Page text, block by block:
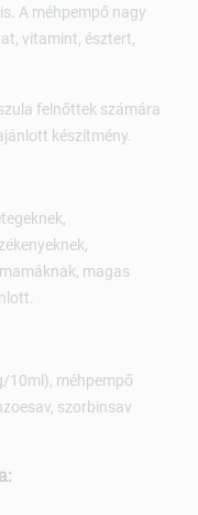
A méhpempő nagy
vitamint, észtert,
felnőttek számára
készítmény.
magas
10ml), méhpempő
szorbinsav